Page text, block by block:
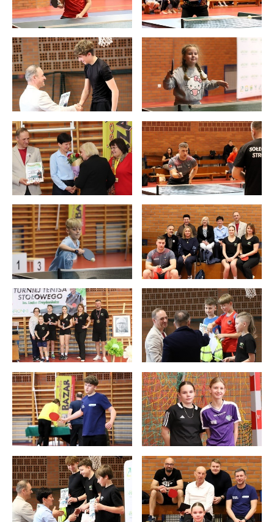
internetowej. Treści promocyjne mogą pojawić się na
stronach podmiotów trzecich lub firm będących naszymi
partnerami oraz innych dostawców usług. Firmy te działają
w charakterze pośredników prezentujących nasze treści w
postaci wiadomości, ofert, komunikatów mediów
społecznościowych.